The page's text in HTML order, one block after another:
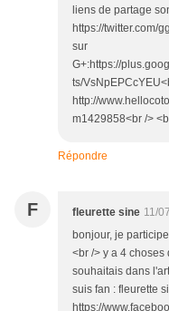
liens de partage
https://twitter.com/
sur
G+:https://
ts/
http://
m1429858<br />
Répondre
F fleurette sine 11/
bonjour, je
<br /> y a 4 choses
souhaitais dans
suis fan : fleurette
https://